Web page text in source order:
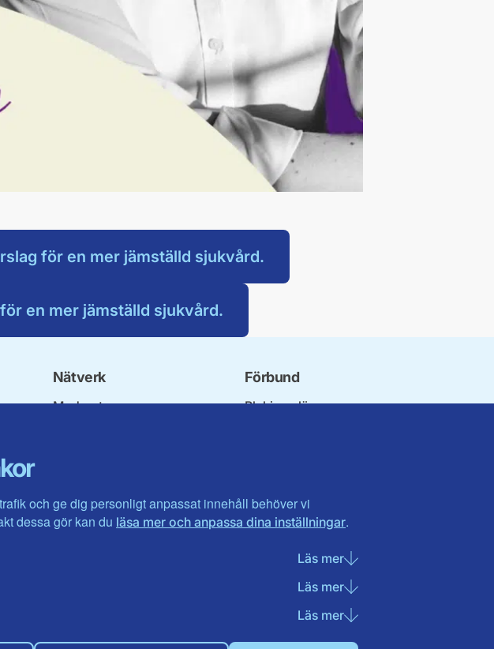
och ge dig personligt anpassat innehåll behöver vi
dessa gör kan du läsa mer och anpassa dina inställningar.
Läs merom Nödvändiga cookies
Läs merom Statistik cookies
Läs merom Marknadsföring
för en mer jämställd sjukvård.
en mer jämställd sjukvård.
Nätverk
Moderata
Jarl Hjalmarson
Stiftelsen
Företagarrådet
Förbund
Blekinge län
Visa fler ...